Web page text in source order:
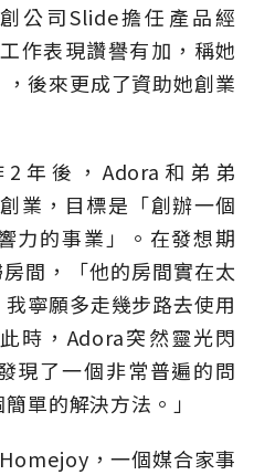
公司Slide擔任產品經
作表現讚譽有加，稱她
，後來更成了資助她創業
年後，Adora和弟弟
業，目標是「創辦一個
力的事業」。在發想期
間，「他的房間實在太
寧願多走幾步路去使用
時，Adora突然靈光閃
現了一個非常普遍的問
單的解決方法。」
，一個媒合家事